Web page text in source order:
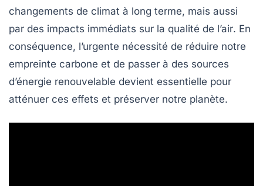
changements de climat à long terme, mais aussi
par des impacts immédiats sur la qualité de l’air. En
conséquence, l’urgente nécessité de réduire notre
empreinte carbone et de passer à des sources
d’énergie renouvelable devient essentielle pour
atténuer ces effets et préserver notre planète.